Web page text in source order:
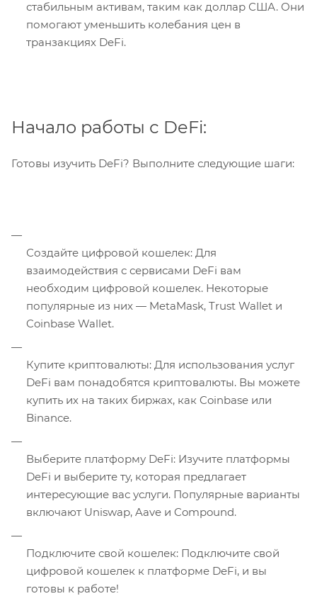
стабильным активам, таким как доллар США. Они
помогают уменьшить колебания цен в
транзакциях DeFi.
Начало работы с DeFi:
Готовы изучить DeFi? Выполните следующие шаги:
Создайте цифровой кошелек: Для
взаимодействия с сервисами DeFi вам
необходим цифровой кошелек. Некоторые
популярные из них — MetaMask, Trust Wallet и
Coinbase Wallet.
Купите криптовалюты: Для использования услуг
DeFi вам понадобятся криптовалюты. Вы можете
купить их на таких биржах, как Coinbase или
Binance.
Выберите платформу DeFi: Изучите платформы
DeFi и выберите ту, которая предлагает
интересующие вас услуги. Популярные варианты
включают Uniswap, Aave и Compound.
Подключите свой кошелек: Подключите свой
цифровой кошелек к платформе DeFi, и вы
готовы к работе!